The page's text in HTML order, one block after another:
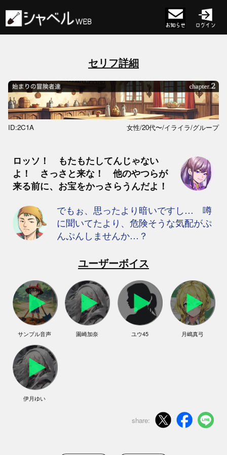
セリフ詳細
ID:2C1A 女性/20代〜/イライラ/グループ
ロッソ！ もたもたしてんじゃない
よ！ さっさと来な！ 他のやつらが
来る前に、お宝をかっさらうんだよ！
でもぉ、思ったより暗いですし… 噂
に聞いてたより、危険そうな気配がぷ
んぷんしませんか…？
ユーザーボイス
サンプル音声 園崎加奈 ユウ45 月嶋真弓
伊月ゆい
share: